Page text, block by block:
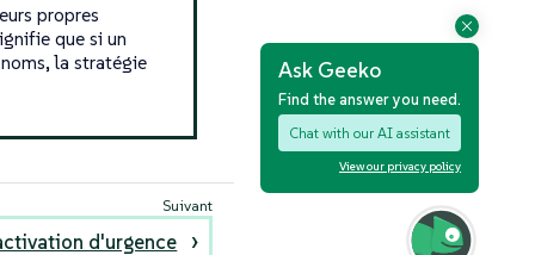
Ask Geeko
Find the answer you need.
Chat with our AI assistant
View our privacy policy
propres
que si un
la stratégie
d'urgence